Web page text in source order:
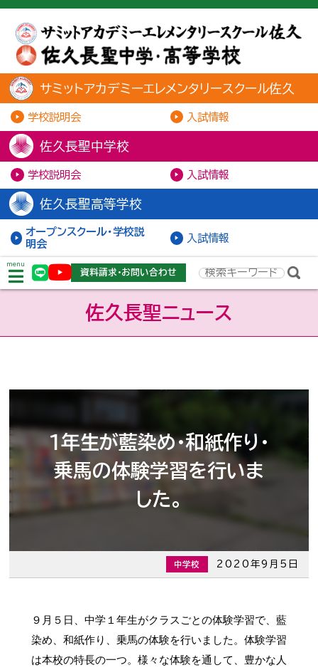
サミットアカデミーエレメンタリースクール佐久
学校説明会 入試情報
佐久長聖中学校
学校説明会 入試情報
佐久長聖高等学校
オープンスクール・学校説
明会
入試情報
menu
資料請求・お問い合わせ
佐久長聖ニュース
１年生が藍染め・和紙作り・
乗馬の体験学習を行いま
した。
中学校 2020年9月5日
９月５日、中学１年生がクラスごとの体験学習で、藍
染め、和紙作り、乗馬の体験を行いました。体験学習
は本校の特長の一つ。様々な体験を通して、豊かな人